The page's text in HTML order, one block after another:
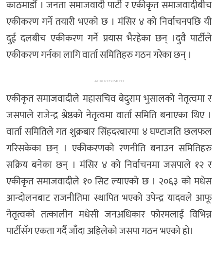
काठमाडौं । जनता समाजवादी पार्टी र एकीकृत समाजवादीबीच
एकीकरण गर्ने तयारी भएको छ । मंसिर ४ को निर्वाचनपछि यी
दुई दलबीच एकीकरण गर्ने प्रयास भैरहेका छन् ।दुवै पार्टीले
एकीकरण गर्नका लागि वार्ता समितिहरु गठन गरेका छन् ।
ADVERTISEMENT
एकीकृत समाजवादीले महासचिव बेदुराम भुसालको नेतृत्वमा र
जसपाले राजेन्द्र श्रेष्ठको नेतृत्वमा वार्ता समिति बनाएका थिए ।
वार्ता समितिले गत शुक्रबार सिंहदरबारमा ४ घण्टाजति छलफल
गरिसकेका छन् । एकीकरणको रणनीति बनाउन समितिहरु
सक्रिय बनेका छन् । मंसिर ४ को निर्वाचनमा जसपाले १२ र
एकीकृत समाजवादीले १० सिट ल्याएको छ । २०६३ को मधेस
आन्दोलनबाट राजनीतिमा स्थापित भएको उपेन्द्र यादवले आफू
नेतृत्वको तत्कालीन मधेसी जनअधिकार फोरमलाई विभिन्न
पार्टीसँग एकता गर्दै जाँदा अहिलेको जसपा गठन भएको हो।